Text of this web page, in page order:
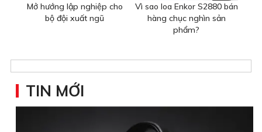
Mở hướng lập nghiệp cho
bộ đội xuất ngũ
Vì sao loa Enkor S2880 bán
hàng chục nghìn sản
phẩm?
TIN MỚI